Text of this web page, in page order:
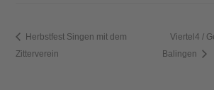
Herbstfest Singen mit dem
Zitterverein
Viertel4 /
Balingen